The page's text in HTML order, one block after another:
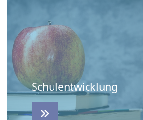
Schulentwicklung